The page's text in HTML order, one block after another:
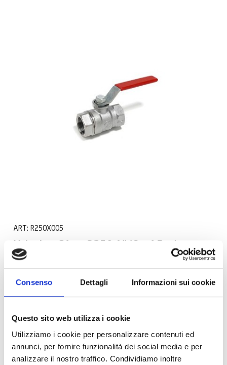
Consenso Dettagli Informazioni sui cookie
Questo sito web utilizza i cookie
Utilizziamo i cookie per personalizzare contenuti ed
annunci, per fornire funzionalità dei social media e per
analizzare il nostro traffico. Condividiamo inoltre
ART: R250X005
Valvola a Sfera R250 1" (Conf 5pz)